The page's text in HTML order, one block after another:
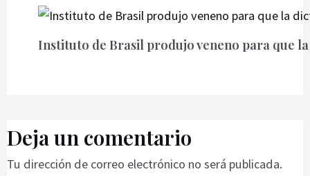
Instituto de Brasil produjo veneno para que
Deja un comentario
Tu dirección de correo electrónico no será publicada.